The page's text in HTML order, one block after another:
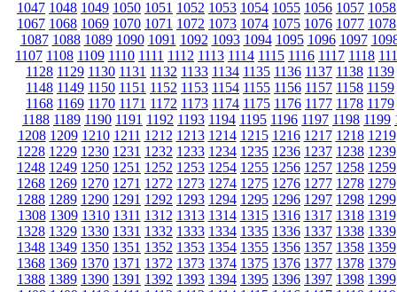
1047 1048 1049 1050 1051 1052 1053 1054 1055 1056 1057 1058
1067 1068 1069 1070 1071 1072 1073 1074 1075 1076 1077 1078
1087 1088 1089 1090 1091 1092 1093 1094 1095 1096 1097
1107 1108 1109 1110 1111 1112 1113 1114 1115 1116 1117 1118
1128 1129 1130 1131 1132 1133 1134 1135 1136 1137 1138 1139
1148 1149 1150 1151 1152 1153 1154 1155 1156 1157 1158 1159
1168 1169 1170 1171 1172 1173 1174 1175 1176 1177 1178 1179
1188 1189 1190 1191 1192 1193 1194 1195 1196 1197 1198 1199
1208 1209 1210 1211 1212 1213 1214 1215 1216 1217 1218 1219
1228 1229 1230 1231 1232 1233 1234 1235 1236 1237 1238 1239
1248 1249 1250 1251 1252 1253 1254 1255 1256 1257 1258 1259
1268 1269 1270 1271 1272 1273 1274 1275 1276 1277 1278 1279
1288 1289 1290 1291 1292 1293 1294 1295 1296 1297 1298 1299
1308 1309 1310 1311 1312 1313 1314 1315 1316 1317 1318 1319
1328 1329 1330 1331 1332 1333 1334 1335 1336 1337 1338 1339
1348 1349 1350 1351 1352 1353 1354 1355 1356 1357 1358 1359
1368 1369 1370 1371 1372 1373 1374 1375 1376 1377 1378 1379
1388 1389 1390 1391 1392 1393 1394 1395 1396 1397 1398 1399